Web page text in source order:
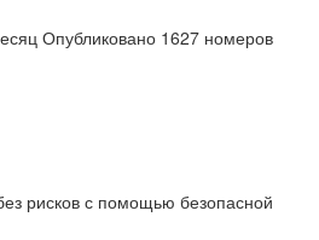
Опубликовано 1627 номеров
рисков с помощью безопасной